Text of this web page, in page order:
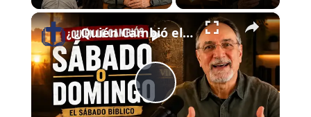
Play Unmute ×
Play
¿Quién Cambió el Sábado al Domingo? | El Sábado Bíblico